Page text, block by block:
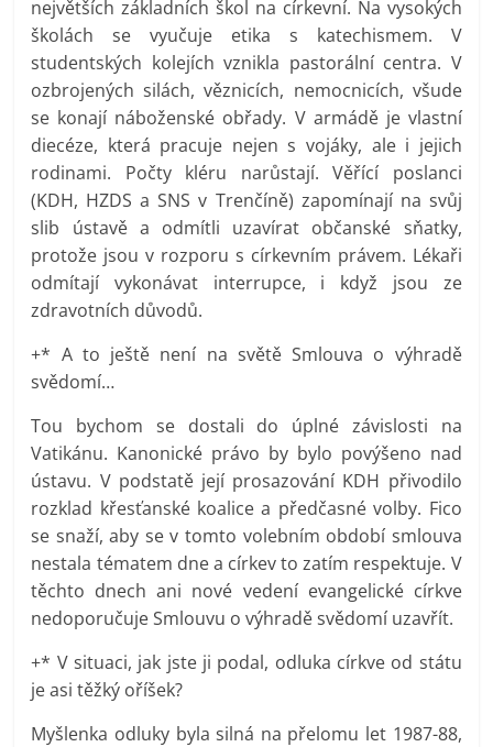
největších základních škol na církevní. Na vysokých
školách se vyučuje etika s katechismem. V
studentských kolejích vznikla pastorální centra. V
ozbrojených silách, věznicích, nemocnicích, všude
se konají náboženské obřady. V armádě je vlastní
diecéze, která pracuje nejen s vojáky, ale i jejich
rodinami. Počty kléru narůstají. Věřící poslanci
(KDH, HZDS a SNS v Trenčíně) zapomínají na svůj
slib ústavě a odmítli uzavírat občanské sňatky,
protože jsou v rozporu s církevním právem. Lékaři
odmítají vykonávat interrupce, i když jsou ze
zdravotních důvodů.
+* A to ještě není na světě Smlouva o výhradě
svědomí…
Tou bychom se dostali do úplné závislosti na
Vatikánu. Kanonické právo by bylo povýšeno nad
ústavu. V podstatě její prosazování KDH přivodilo
rozklad křesťanské koalice a předčasné volby. Fico
se snaží, aby se v tomto volebním období smlouva
nestala tématem dne a církev to zatím respektuje. V
těchto dnech ani nové vedení evangelické církve
nedoporučuje Smlouvu o výhradě svědomí uzavřít.
+* V situaci, jak jste ji podal, odluka církve od státu
je asi těžký oříšek?
Myšlenka odluky byla silná na přelomu let 1987-88,